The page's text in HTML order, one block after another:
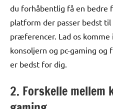
du forhåbentlig få en bedre
platform der passer bedst
præferencer. Lad os komme
konsoljern og pc-gaming og
er bedst for dig.
2. Forskelle mellem